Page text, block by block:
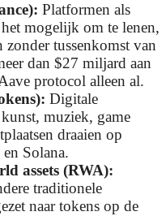
Platformen als
mogelijk om te lenen,
zonder tussenkomst van
dan $27 miljard aan
protocol alleen al.
Digitale
muziek, game
draaien op
en Solana.
assets (RWA):
traditionele
naar tokens op de